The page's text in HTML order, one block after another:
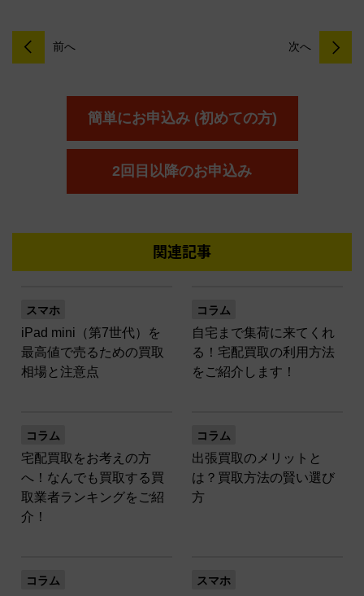
前へ 次へ
簡単にお申込み (初めての方)
2回目以降のお申込み
関連記事
スマホ
iPad mini（第7世代）を
最高値で売るための買取
相場と注意点
コラム
自宅まで集荷に来てくれ
る！宅配買取の利用方法
をご紹介します！
コラム
宅配買取をお考えの方
へ！なんでも買取する買
取業者ランキングをご紹
介！
コラム
出張買取のメリットと
は？買取方法の賢い選び
方
コラム スマホ